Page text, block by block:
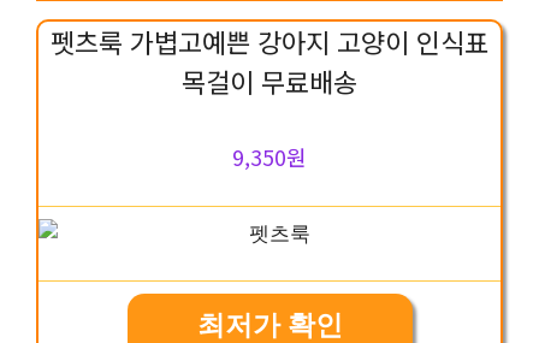
펫츠룩 가볍고예쁜 강아지 고양이 인식표
목걸이 무료배송
9,350원
최저가 확인